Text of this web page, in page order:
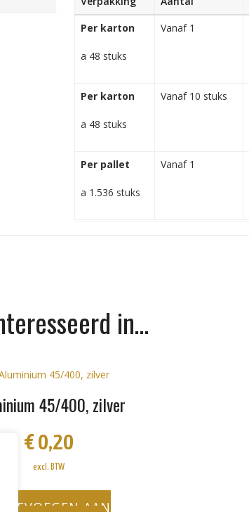
Per karton
a 48 stuks
Vanaf 1
Per karton
a 48 stuks
Vanaf 10 stuks
Per pallet
a 1.536 stuks
Vanaf 1
in…
45/400, zilver
€0,20
excl. BTW
AAN